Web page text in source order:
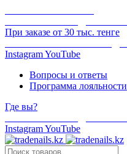
При заказе от 30 тыс. тенге
InstagramYouTube
Вопросы и ответы
Программа лояльности
Где вы?
InstagramYouTube